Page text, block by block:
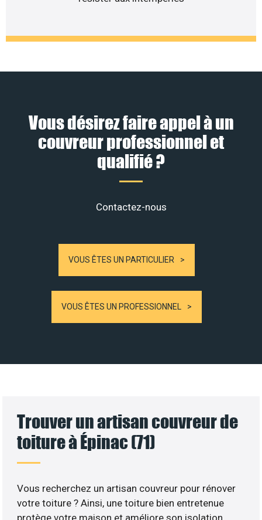
Vous désirez faire appel à un
couvreur professionnel et
qualifié ?
Contactez-nous
VOUS ÊTES UN PARTICULIER
VOUS ÊTES UN PROFESSIONNEL
Trouver un artisan couvreur de
toiture à Épinac (71)
Vous recherchez un artisan couvreur pour rénover
votre toiture ? Ainsi, une toiture bien entretenue
protège votre maison et améliore son isolation.